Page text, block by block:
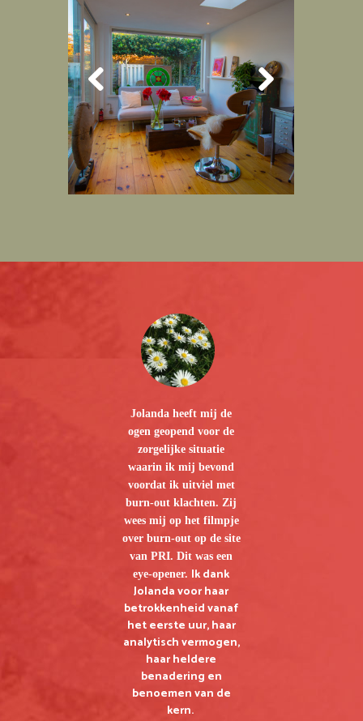
Jolanda heeft mij de
ogen geopend voor de
zorgelijke situatie
waarin ik mij bevond
voordat ik uitviel met
burn-out klachten. Zij
wees mij op het filmpje
over burn-out op de site
van PRI. Dit was een
eye-opener. Ik dank
Jolanda voor haar
betrokkenheid vanaf
het eerste uur, haar
analytisch vermogen,
haar heldere
benadering en
benoemen van de
kern.